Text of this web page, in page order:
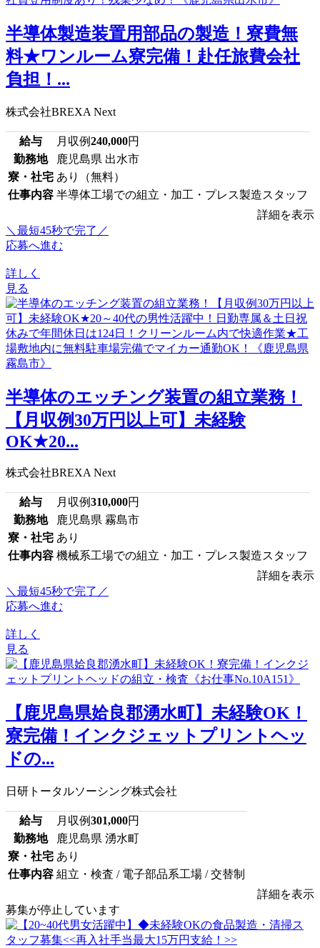
半導体製造装置用部品の製造！寮費無
料★ワンルーム寮完備！赴任旅費会社
負担！...
株式会社BREXA Next
給与 月収例240,000円
勤務地
鹿児島県 出水市
寮・社宅 あり（無料）
仕事内容 半導体工場での組立・加工・プレス製造スタッフ
詳細を表示
＼最短45秒で完了／
応募へ進む
詳しく
見る
半導体のエッチング装置の組立業務！
【月収例30万円以上可】未経験
OK★20...
株式会社BREXA Next
給与 月収例310,000円
勤務地
鹿児島県 霧島市
寮・社宅 あり
仕事内容 機械系工場での組立・加工・プレス製造スタッフ
詳細を表示
＼最短45秒で完了／
応募へ進む
詳しく
見る
【鹿児島県姶良郡湧水町】未経験OK！
寮完備！インクジェットプリントヘッ
ドの...
日研トータルソーシング株式会社
給与 月収例301,000円
勤務地
鹿児島県 湧水町
寮・社宅 あり
仕事内容 組立・検査 / 電子部品系工場 / 交替制
詳細を表示
募集が停止しています